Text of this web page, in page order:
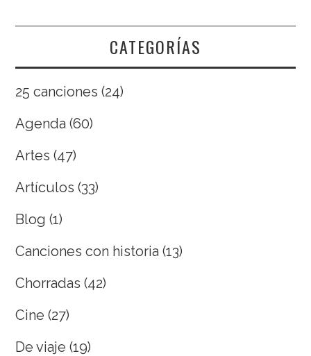
CATEGORÍAS
25 canciones (24)
Agenda (60)
Artes (47)
Artículos (33)
Blog (1)
Canciones con historia (13)
Chorradas (42)
Cine (27)
De viaje (19)